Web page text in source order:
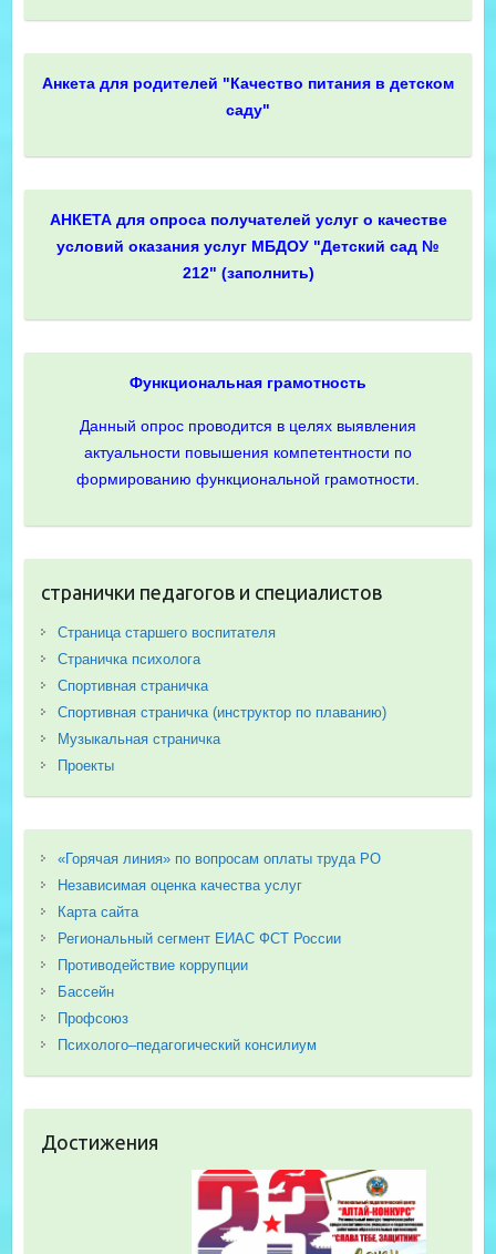
Анкета для родителей "Качество питания в детском
саду"
АНКЕТА для опроса получателей услуг о качестве
условий оказания услуг МБДОУ "Детский сад №
212" (заполнить)
Функциональная грамотность
Данный опрос проводится в целях выявления
актуальности повышения компетентности по
формированию функциональной грамотности.
странички педагогов и специалистов
Страница старшего воспитателя
Страничка психолога
Спортивная страничка
Спортивная страничка (инструктор по плаванию)
Музыкальная страничка
Проекты
«Горячая линия» по вопросам оплаты труда РО
Независимая оценка качества услуг
Карта сайта
Региональный сегмент ЕИАС ФСТ России
Противодействие коррупции
Бассейн
Профсоюз
Психолого–педагогический консилиум
Достижения